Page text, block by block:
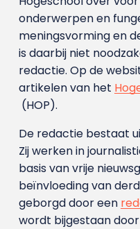
onderwerpen en
meningsvorming en
is daarbij niet
redactie. Op de
artikelen van het
(HOP).
De redactie bestaat
Zij werken in
basis van vrije
beïnvloeding van
geborgd door een
wordt bijgestaan